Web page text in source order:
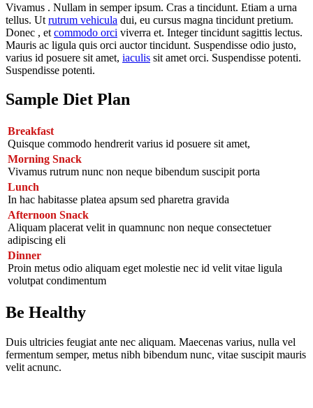
Vivamus . Nullam in semper ipsum. Cras a tincidunt. Etiam a urna
tellus. Ut rutrum vehicula dui, eu cursus magna tincidunt pretium.
Donec , et commodo orci viverra et. Integer tincidunt sagittis lectus.
Mauris ac ligula quis orci auctor tincidunt. Suspendisse odio justo,
varius id posuere sit amet, iaculis sit amet orci. Suspendisse potenti.
Suspendisse potenti.
Sample Diet Plan
Breakfast
Quisque commodo hendrerit varius id posuere sit amet,
Morning Snack
Vivamus rutrum nunc non neque bibendum suscipit porta
Lunch
In hac habitasse platea apsum sed pharetra gravida
Afternoon Snack
Aliquam placerat velit in quamnunc non neque consectetuer
adipiscing eli
Dinner
Proin metus odio aliquam eget molestie nec id velit vitae ligula
volutpat condimentum
Be Healthy
Duis ultricies feugiat ante nec aliquam. Maecenas varius, nulla vel
fermentum semper, metus nibh bibendum nunc, vitae suscipit mauris
velit acnunc.